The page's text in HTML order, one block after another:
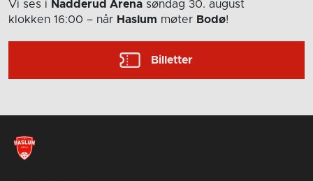
Vi ses i Nadderud Arena søndag 30. august
klokken 16:00 – når Haslum møter Bodø!
Billetter